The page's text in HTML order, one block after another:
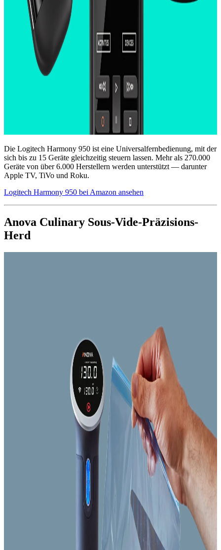
Die Logitech Harmony 950 ist eine Universalfernbedienung, mit der
sich bis zu 15 Geräte gleichzeitig steuern lassen. Mehr als 270.000
Geräte von über 6.000 Herstellern werden unterstützt — darunter
Apple TV, TiVo und Roku.
Logitech Harmony 950 bei Amazon ansehen
Anova Culinary Sous-Vide-Präzisions-
Herd